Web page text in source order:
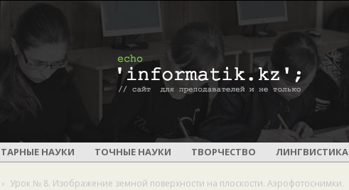
ПОУРОЧНОЕ
НАУКИ ТОЧНЫЕ НАУКИ ТВОРЧЕСТВО ЛИНГВИСТИКА
Урок № 8. Изображение земной поверхности на плоскости. Аэрофотоснимки.